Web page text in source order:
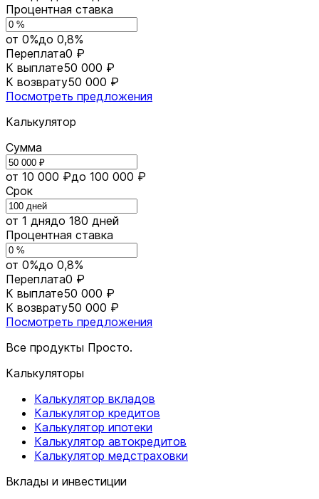
Процентная ставка
от 0%до 0,8%
Переплата0 ₽
К выплате50 000 ₽
К возврату50 000 ₽
Посмотреть предложения
Калькулятор
Сумма
от 10 000 ₽до 100 000 ₽
Срок
от 1 днядо 180 дней
Процентная ставка
от 0%до 0,8%
Переплата0 ₽
К выплате50 000 ₽
К возврату50 000 ₽
Посмотреть предложения
Все продукты Просто.
Калькуляторы
Калькулятор вкладов
Калькулятор кредитов
Калькулятор ипотеки
Калькулятор автокредитов
Калькулятор медстраховки
Вклады и инвестиции